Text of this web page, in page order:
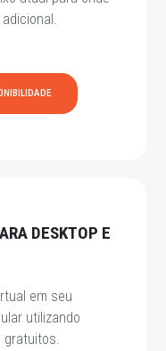
DESKTOP E
em seu
utilizando
gratuitos.